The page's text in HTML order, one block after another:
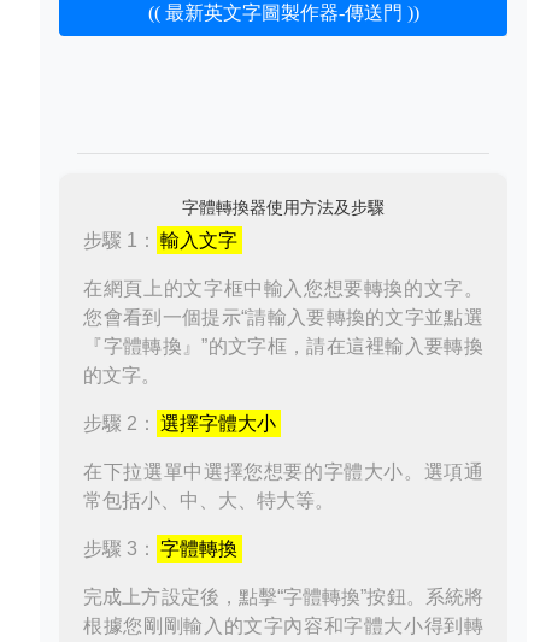
(( 最新英文字圖製作器-傳送門 ))
字體轉換器使用方法及步驟
步驟 1： 輸入文字
在網頁上的文字框中輸入您想要轉換的文字。
您會看到一個提示“請輸入要轉換的文字並點選
『字體轉換』”的文字框，請在這裡輸入要轉換
的文字。
步驟 2： 選擇字體大小
在下拉選單中選擇您想要的字體大小。選項通
常包括小、中、大、特大等。
步驟 3： 字體轉換
完成上方設定後，點擊“字體轉換”按鈕。系統將
根據您剛剛輸入的文字內容和字體大小得到轉